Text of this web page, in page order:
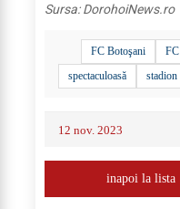
Sursa:DorohoiNews.ro
FC Botoşani
spectaculoasă
stadion
12 nov. 2023
inapoi la lista